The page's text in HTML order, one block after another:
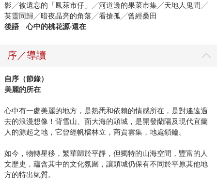
影╱被遺忘的「鳳萊市仔」╱河道邊的果菜市集╱天地人鬼間╱
英靈同歸╱暗夜晶亮的角落╱看搶孤╱曾經桑田
後語 心中的桃花源‧還在
序／導讀
自序（節錄）
美麗的所在
心中有一處美麗的地方，是熟悉和依賴的情感所在，是對遙遠過
去的浪漫想像！背雪山、面大海的頭城，是開發蘭陽及現代宜蘭
人的源起之地，它曾經帆檣林立，商賈雲集，地處鎖鑰。
如今，物轉星移，繁華歸於平靜，但獨特的山海空間，豐富的人
文歷史，蘊含其中的文化氛圍，讓頭城仍保有不同於平原其他地
方的特出氣質。